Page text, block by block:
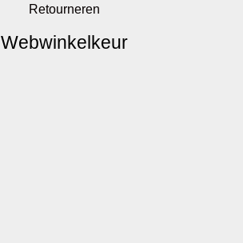
Retourneren
Webwinkelkeur